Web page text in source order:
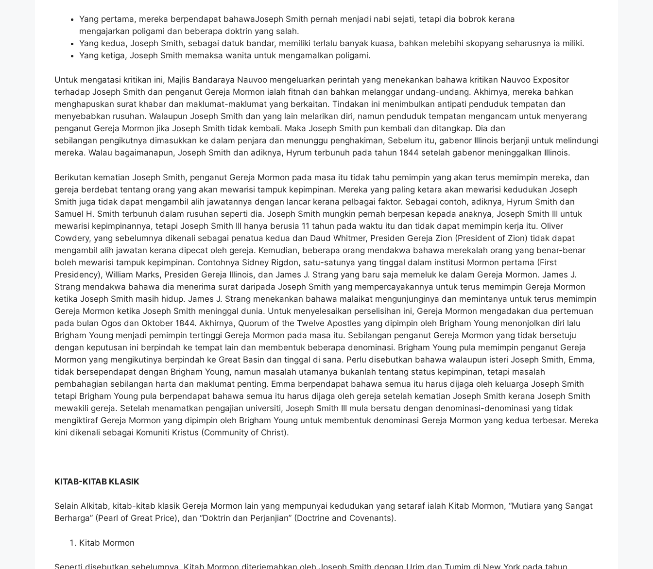
Yang pertama, mereka berpendapat bahawaJoseph Smith pernah menjadi nabi sejati, tetapi dia bobrok kerana
mengajarkan poligami dan beberapa doktrin yang salah.
Yang kedua, Joseph Smith, sebagai datuk bandar, memiliki terlalu banyak kuasa, bahkan melebihi skopyang seharusnya ia miliki.
Yang ketiga, Joseph Smith memaksa wanita untuk mengamalkan poligami.
Untuk mengatasi kritikan ini, Majlis Bandaraya Nauvoo mengeluarkan perintah yang menekankan bahawa kritikan Nauvoo Expositor
terhadap Joseph Smith dan penganut Gereja Mormon ialah fitnah dan bahkan melanggar undang-undang. Akhirnya, mereka bahkan
menghapuskan surat khabar dan maklumat-maklumat yang berkaitan. Tindakan ini menimbulkan antipati penduduk tempatan dan
menyebabkan rusuhan. Walaupun Joseph Smith dan yang lain melarikan diri, namun penduduk tempatan mengancam untuk menyerang
penganut Gereja Mormon jika Joseph Smith tidak kembali. Maka Joseph Smith pun kembali dan ditangkap. Dia dan
sebilangan pengikutnya dimasukkan ke dalam penjara dan menunggu penghakiman, Sebelum itu, gabenor Illinois berjanji untuk melindungi
mereka. Walau bagaimanapun, Joseph Smith dan adiknya, Hyrum terbunuh pada tahun 1844 setelah gabenor meninggalkan Illinois.
Berikutan kematian Joseph Smith, penganut Gereja Mormon pada masa itu tidak tahu pemimpin yang akan terus memimpin mereka, dan
gereja berdebat tentang orang yang akan mewarisi tampuk kepimpinan. Mereka yang paling ketara akan mewarisi kedudukan Joseph
Smith juga tidak dapat mengambil alih jawatannya dengan lancar kerana pelbagai faktor. Sebagai contoh, adiknya, Hyrum Smith dan
Samuel H. Smith terbunuh dalam rusuhan seperti dia. Joseph Smith mungkin pernah berpesan kepada anaknya, Joseph Smith III untuk
mewarisi kepimpinannya, tetapi Joseph Smith III hanya berusia 11 tahun pada waktu itu dan tidak dapat memimpin kerja itu. Oliver
Cowdery, yang sebelumnya dikenali sebagai penatua kedua dan Daud Whitmer, Presiden Gereja Zion (President of Zion) tidak dapat
mengambil alih jawatan kerana dipecat oleh gereja. Kemudian, beberapa orang mendakwa bahawa merekalah orang yang benar-benar
boleh mewarisi tampuk kepimpinan. Contohnya Sidney Rigdon, satu-satunya yang tinggal dalam institusi Mormon pertama (First
Presidency), William Marks, Presiden Gereja Illinois, dan James J. Strang yang baru saja memeluk ke dalam Gereja Mormon. James J.
Strang mendakwa bahawa dia menerima surat daripada Joseph Smith yang mempercayakannya untuk terus memimpin Gereja Mormon
ketika Joseph Smith masih hidup. James J. Strang menekankan bahawa malaikat mengunjunginya dan memintanya untuk terus memimpin
Gereja Mormon ketika Joseph Smith meninggal dunia. Untuk menyelesaikan perselisihan ini, Gereja Mormon mengadakan dua pertemuan
pada bulan Ogos dan Oktober 1844. Akhirnya, Quorum of the Twelve Apostles yang dipimpin oleh Brigham Young menonjolkan diri lalu
Brigham Young menjadi pemimpin tertinggi Gereja Mormon pada masa itu. Sebilangan penganut Gereja Mormon yang tidak bersetuju
dengan keputusan ini berpindah ke tempat lain dan membentuk beberapa denominasi. Brigham Young pula memimpin penganut Gereja
Mormon yang mengikutinya berpindah ke Great Basin dan tinggal di sana. Perlu disebutkan bahawa walaupun isteri Joseph Smith, Emma, ​​
tidak bersependapat dengan Brigham Young, namun masalah utamanya bukanlah tentang status kepimpinan, tetapi masalah
pembahagian sebilangan harta dan maklumat penting. Emma berpendapat bahawa semua itu harus dijaga oleh keluarga Joseph Smith
tetapi Brigham Young pula berpendapat bahawa semua itu harus dijaga oleh gereja setelah kematian Joseph Smith kerana Joseph Smith
mewakili gereja. Setelah menamatkan pengajian universiti, Joseph Smith III mula bersatu dengan denominasi-denominasi yang tidak
mengiktiraf Gereja Mormon yang dipimpin oleh Brigham Young untuk membentuk denominasi Gereja Mormon yang kedua terbesar. Mereka
kini dikenali sebagai Komuniti Kristus (Community of Christ).
KITAB-KITAB KLASIK
Selain Alkitab, kitab-kitab klasik Gereja Mormon lain yang mempunyai kedudukan yang setaraf ialah Kitab Mormon, “Mutiara yang Sangat
Berharga” (Pearl of Great Price), dan “Doktrin dan Perjanjian” (Doctrine and Covenants).
Kitab Mormon